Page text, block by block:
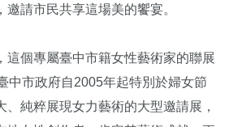
邀請市民共享這場美的饗宴。
這個專屬臺中市籍女性藝術家的聯展
中市政府自2005年起特別於婦女節
純粹展現女力藝術的大型邀請展，